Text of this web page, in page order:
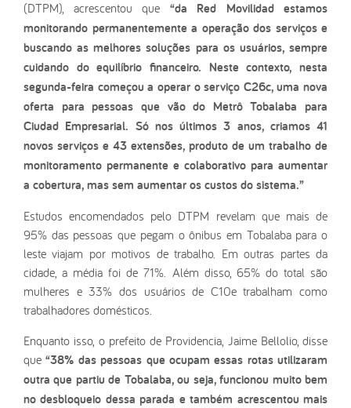
(DTPM), acrescentou que “da Red Movilidad estamos
monitorando permanentemente a operação dos serviços e
buscando as melhores soluções para os usuários, sempre
cuidando do equilíbrio financeiro. Neste contexto, nesta
segunda-feira começou a operar o serviço C26c, uma nova
oferta para pessoas que vão do Metrô Tobalaba para
Ciudad Empresarial. Só nos últimos 3 anos, criamos 41
novos serviços e 43 extensões, produto de um trabalho de
monitoramento permanente e colaborativo para aumentar
a cobertura, mas sem aumentar os custos do sistema.”
Estudos encomendados pelo DTPM revelam que mais de
95% das pessoas que pegam o ônibus em Tobalaba para o
leste viajam por motivos de trabalho. Em outras partes da
cidade, a média foi de 71%. Além disso, 65% do total são
mulheres e 33% dos usuários de C10e trabalham como
trabalhadores domésticos.
Enquanto isso, o prefeito de Providencia, Jaime Bellolio, disse
que“38% das pessoas que ocupam essas rotas utilizaram
outra que partiu de Tobalaba, ou seja, funcionou muito bem
no desbloqueio dessa parada e também acrescentou mais